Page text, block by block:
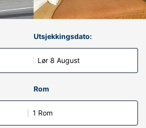
Utsjekkingsdato:
Lør 8 August
Rom
1 Rom